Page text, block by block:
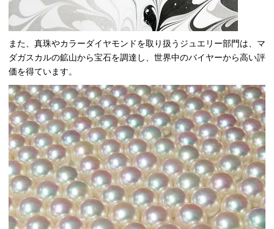
また、真珠やカラーダイヤモンドを取り扱うジュエリー部門は、マ
ダガスカルの鉱山から宝石を調達し、世界中のバイヤーから高い評
価を得ています。